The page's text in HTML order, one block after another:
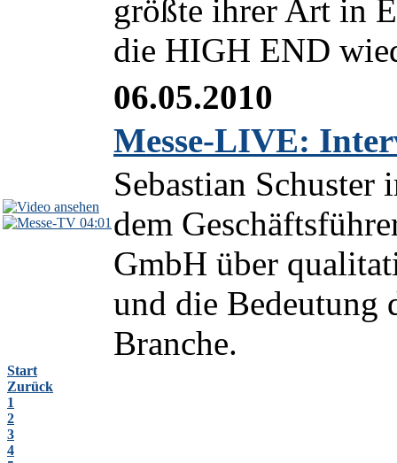
größte ihrer Art in
die HIGH END
04:01
06.05.2010
Messe-LIVE:
Sebastian Schuster
dem
GmbH über
und die Bedeutung
Branche.
Start
Zurück
1
2
3
4